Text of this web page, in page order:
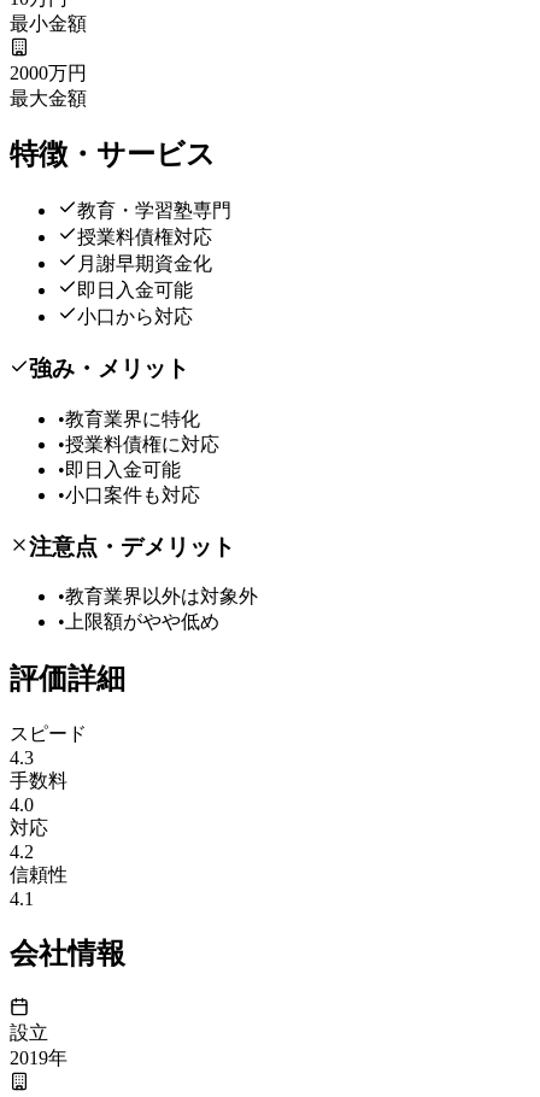
最小金額
2000万円
最大金額
特徴・サービス
教育・学習塾専門
授業料債権対応
月謝早期資金化
即日入金可能
小口から対応
強み・メリット
•教育業界に特化
•授業料債権に対応
•即日入金可能
•小口案件も対応
注意点・デメリット
•教育業界以外は対象外
• 上限額がやや低め
評価詳細
スピード
4.3
手数料
4.0
対応
4.2
信頼性
4.1
会社情報
設立
2019年